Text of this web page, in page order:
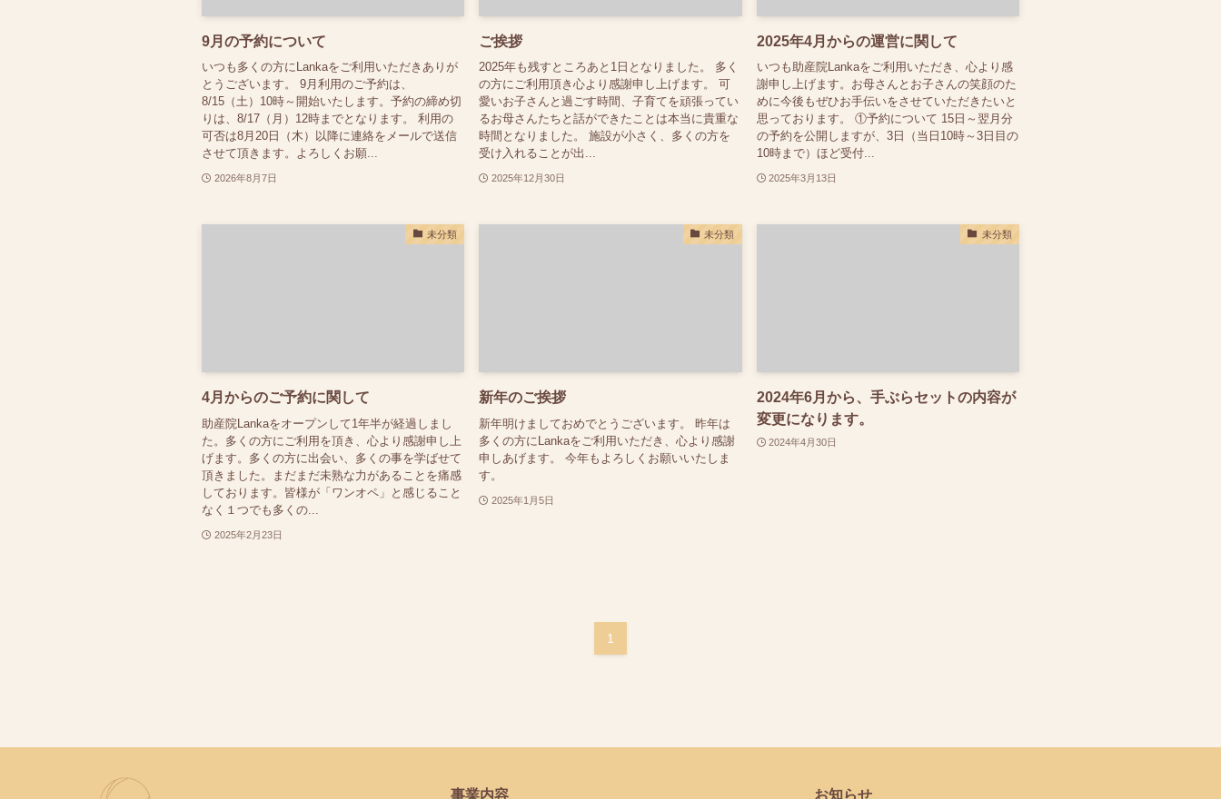
9月の予約について
いつも多くの方にLankaをご利用いただきありが
とうございます。 9月利用のご予約は、
8/15（土）10時～開始いたします。予約の締め切
りは、8/17（月）12時までとなります。 利用の
可否は8月20日（木）以降に連絡をメールで送信
させて頂きます。よろしくお願...
2026年8月7日
ご挨拶
2025年も残すところあと1日となりました。 多く
の方にご利用頂き心より感謝申し上げます。 可
愛いお子さんと過ごす時間、子育てを頑張ってい
るお母さんたちと話ができたことは本当に貴重な
時間となりました。 施設が小さく、多くの方を
受け入れることが出...
2025年12月30日
2025年4月からの運営に関して
いつも助産院Lankaをご利用いただき、心より感
謝申し上げます。お母さんとお子さんの笑顔のた
めに今後もぜひお手伝いをさせていただきたいと
思っております。 ①予約について 15日～翌月分
の予約を公開しますが、3日（当日10時～3日目の
10時まで）ほど受付...
2025年3月13日
未分類
4月からのご予約に関して
助産院Lankaをオープンして1年半が経過しまし
た。多くの方にご利用を頂き、心より感謝申し上
げます。多くの方に出会い、多くの事を学ばせて
頂きました。まだまだ未熟な力があることを痛感
しております。皆様が「ワンオペ」と感じること
なく１つでも多くの...
2025年2月23日
未分類
新年のご挨拶
新年明けましておめでとうございます。 昨年は
多くの方にLankaをご利用いただき、心より感謝
申しあげます。 今年もよろしくお願いいたしま
す。
2025年1月5日
未分類
2024年6月から、手ぶらセットの内容が
変更になります。
2024年4月30日
1
事業内容 お知らせ